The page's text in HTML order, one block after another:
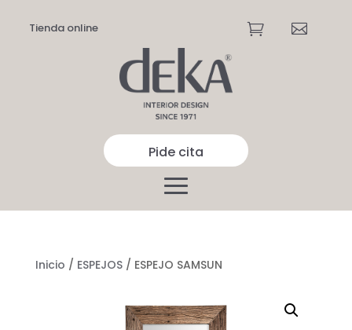
Tienda online  
Pide cita
Inicio / ESPEJOS/ ESPEJO SAMSUN